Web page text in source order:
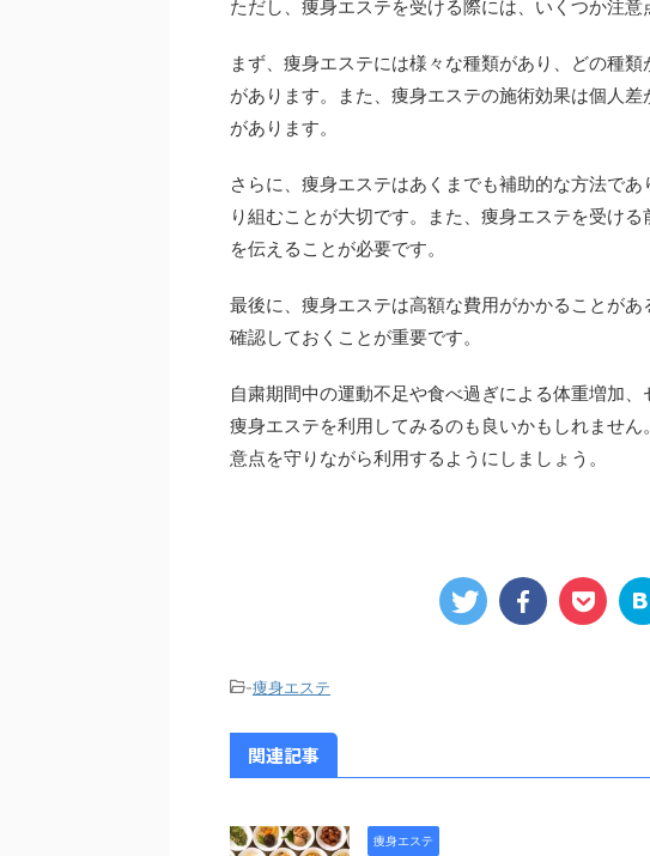
ただし、痩身エステを受ける際には、いくつか注意
まず、痩身エステには様々な種類があり、どの種
があります。また、痩身エステの施術効果は個人
があります。
さらに、痩身エステはあくまでも補助的な方法で
り組むことが大切です。また、痩身エステを受け
を伝えることが必要です。
最後に、痩身エステは高額な費用がかかることが
確認しておくことが重要です。
自粛期間中の運動不足や食べ過ぎによる体重増加、
痩身エステを利用してみるのも良いかもしれませ
意点を守りながら利用するようにしましょう。
-痩身エステ
関連記事
痩身エステ